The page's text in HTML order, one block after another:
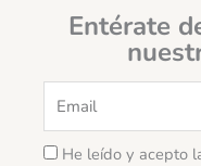
Entérate
He leído y acepto